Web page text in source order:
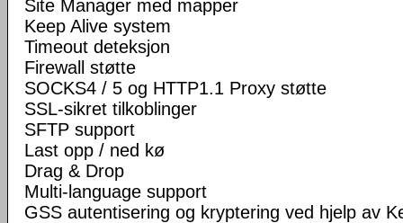
Site Manager med mapper
Keep Alive system
Timeout deteksjon
Firewall støtte
SOCKS4 / 5 og HTTP1.1 Proxy støtte
SSL-sikret tilkoblinger
SFTP support
Last opp / ned kø
Drag & Drop
Multi-language support
GSS autentisering og kryptering ved hjelp av